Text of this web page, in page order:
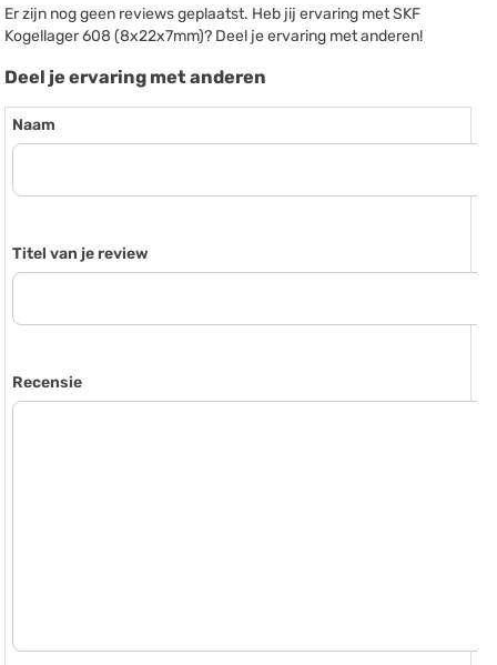
Er zijn nog geen reviews geplaatst. Heb jij ervaring met SKF
Kogellager 608 (8x22x7mm)? Deel je ervaring met anderen!
Deel je ervaring met anderen
Naam
Titel van je review
Recensie